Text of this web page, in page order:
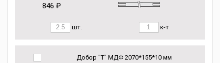
846 ₽
шт. к-т
Добор "Т" МДФ 2070*155*10 мм